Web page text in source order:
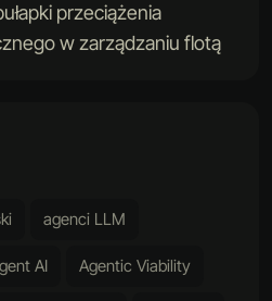
przeciążenia
w zarządzaniu flotą
agenci LLM
AI Agentic Viability